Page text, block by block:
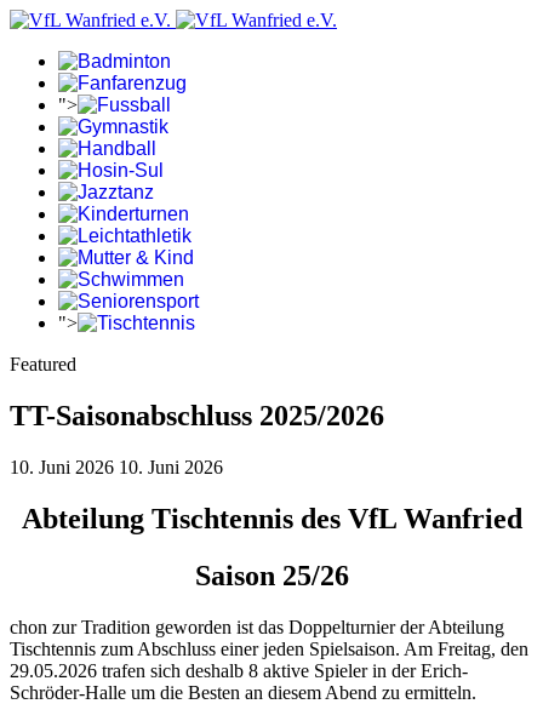
">
">
Featured
TT-Saisonabschluss 2025/2026
10. Juni 2026 10. Juni 2026
Abteilung Tischtennis des VfL Wanfried
Saison 25/26
chon zur Tradition geworden ist das Doppelturnier der Abteilung
Tischtennis zum Abschluss einer jeden Spielsaison. Am Freitag, den
29.05.2026 trafen sich deshalb 8 aktive Spieler in der Erich-
Schröder-Halle um die Besten an diesem Abend zu ermitteln.